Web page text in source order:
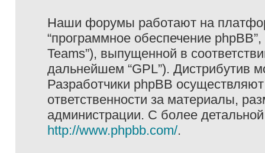
Наши форумы работают на
“программное обеспечение
Teams”), выпущенной в
дальнейшем “GPL”). Дистрибутив
Разработчики phpBB
ответственности за материалы,
администрации. С более
http://www.phpbb.com/.